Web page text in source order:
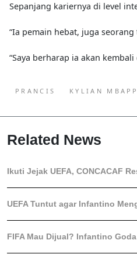
Sepanjang kariernya di level
“Ia pemain hebat, juga
“Saya berharap ia akan
PRANCIS KYLIAN
Related News
Ikuti Jejak UEFA, CONCACAF
UEFA Tuntut agar Infantino
FIFA Mau Dijual? Infantino